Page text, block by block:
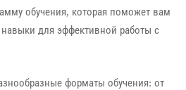
обучения, которая поможет вам
для эффективной работы с
форматы обучения: от